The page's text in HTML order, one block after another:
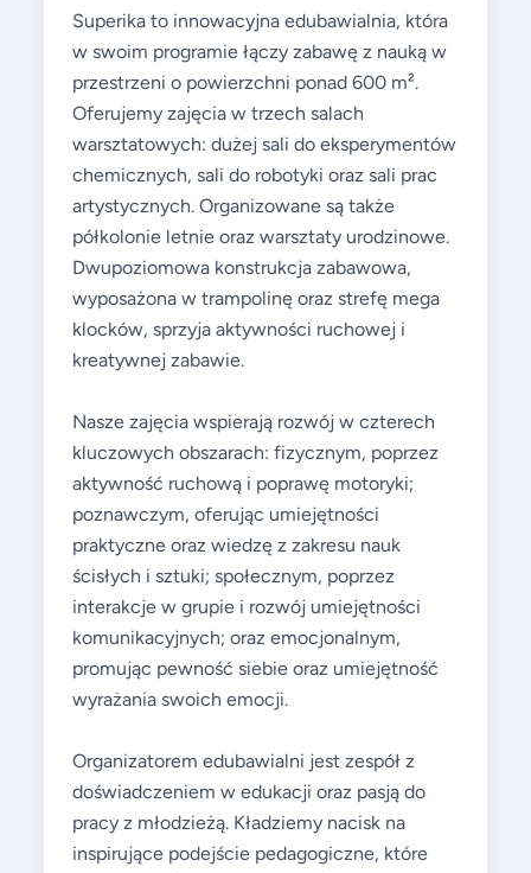
Superika to innowacyjna edubawialnia, która
w swoim programie łączy zabawę z nauką w
przestrzeni o powierzchni ponad 600 m².
Oferujemy zajęcia w trzech salach
warsztatowych: dużej sali do eksperymentów
chemicznych, sali do robotyki oraz sali prac
artystycznych. Organizowane są także
półkolonie letnie oraz warsztaty urodzinowe.
Dwupoziomowa konstrukcja zabawowa,
wyposażona w trampolinę oraz strefę mega
klocków, sprzyja aktywności ruchowej i
kreatywnej zabawie.
Nasze zajęcia wspierają rozwój w czterech
kluczowych obszarach: fizycznym, poprzez
aktywność ruchową i poprawę motoryki;
poznawczym, oferując umiejętności
praktyczne oraz wiedzę z zakresu nauk
ścisłych i sztuki; społecznym, poprzez
interakcje w grupie i rozwój umiejętności
komunikacyjnych; oraz emocjonalnym,
promując pewność siebie oraz umiejętność
wyrażania swoich emocji.
Organizatorem edubawialni jest zespół z
doświadczeniem w edukacji oraz pasją do
pracy z młodzieżą. Kładziemy nacisk na
inspirujące podejście pedagogiczne, które